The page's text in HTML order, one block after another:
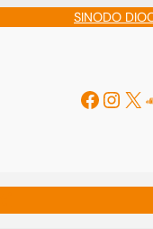
SINODO
X